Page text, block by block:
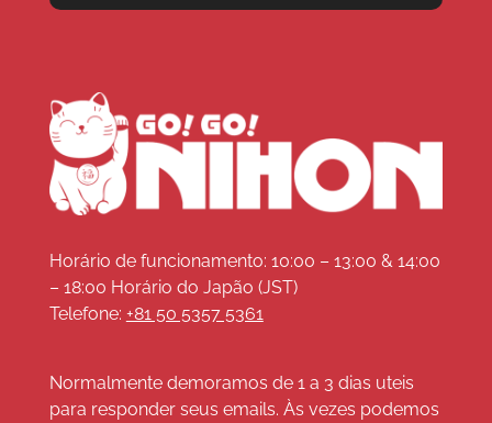
Horário de funcionamento: 10:00 – 13:00 & 14:00
– 18:00 Horário do Japão (JST)
Telefone: +81 50 5357 5361
Normalmente demoramos de 1 a 3 dias uteis
para responder seus emails. Às vezes podemos